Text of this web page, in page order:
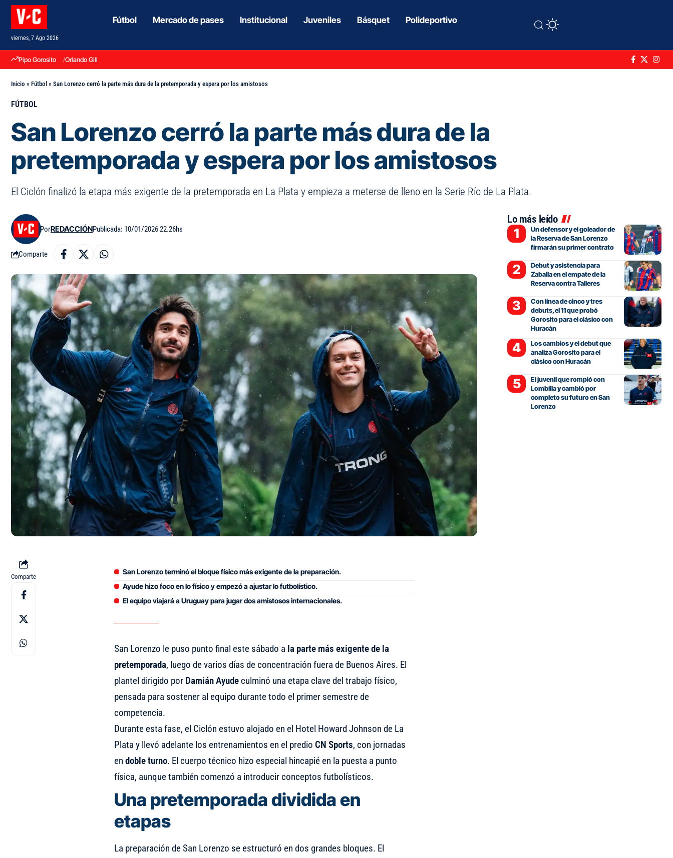
viernes, 7 Ago 2026
Fútbol Mercado de pases Institucional Juveniles Básquet Polideportivo
Pipo Gorosito Orlando Gill
Inicio » Fútbol » San Lorenzo cerró la parte más dura de la pretemporada y espera por los amistosos
FÚTBOL
San Lorenzo cerró la parte más dura de la
pretemporada y espera por los amistosos
El Ciclón finalizó la etapa más exigente de la pretemporada en La Plata y empieza a meterse de lleno en la Serie Río de La Plata.
PorREDACCIÓNPublicada: 10/01/2026 22.26hs
Comparte
Comparte
San Lorenzo terminó el bloque físico más exigente de la preparación.
Ayude hizo foco en lo físico y empezó a ajustar lo futbolístico.
El equipo viajará a Uruguay para jugar dos amistosos internacionales.
San Lorenzo le puso punto final este sábado a la parte más exigente de la
pretemporada, luego de varios días de concentración fuera de Buenos Aires. El
plantel dirigido por Damián Ayudeculminó una etapa clave del trabajo físico,
pensada para sostener al equipo durante todo el primer semestre de
competencia.
Durante esta fase, el Ciclón estuvo alojado en el Hotel Howard Johnson de La
Plata y llevó adelante los entrenamientos en el predio CN Sports, con jornadas
en doble turno. El cuerpo técnico hizo especial hincapié en la puesta a punto
física, aunque también comenzó a introducir conceptos futbolísticos.
Una pretemporada dividida en
etapas
La preparación de San Lorenzo se estructuró en dos grandes bloques. El
Lo más leído
Un defensor y el goleador de
la Reserva de San Lorenzo
firmarán su primer contrato
Debut y asistencia para
Zaballa en el empate de la
Reserva contra Talleres
Con línea de cinco y tres
debuts, el 11 que probó
Gorosito para el clásico con
Huracán
Los cambios y el debut que
analiza Gorosito para el
clásico con Huracán
El juvenil que rompió con
Lombilla y cambió por
completo su futuro en San
Lorenzo